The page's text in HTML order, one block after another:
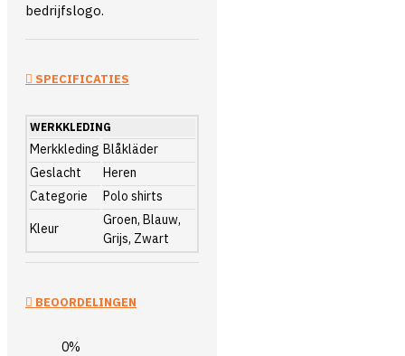
bedrijfslogo.
SPECIFICATIES
WERKKLEDING
Merkkleding Blåkläder
Geslacht
Heren
Categorie
Polo shirts
Kleur
Groen, Blauw,
Grijs, Zwart
BEOORDELINGEN
0%